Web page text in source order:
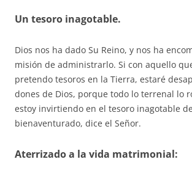
Un tesoro inagotable.
Dios nos ha dado Su Reino, y nos ha
misión de administrarlo. Si con aquello
pretendo tesoros en la Tierra, estaré
dones de Dios, porque todo lo terrenal lo
estoy invirtiendo en el tesoro inagotable
bienaventurado, dice el Señor.
Aterrizado a la vida matrimonial: